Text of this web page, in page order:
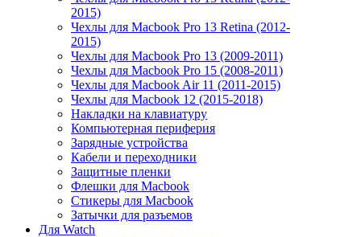
2015)
Чехлы для Macbook Pro 13 Retina (2012-
2015)
Чехлы для Macbook Pro 13 (2009-2011)
Чехлы для Macbook Pro 15 (2008-2011)
Чехлы для Macbook Air 11 (2011-2015)
Чехлы для Macbook 12 (2015-2018)
Накладки на клавиатуру
Компьютерная периферия
Зарядные устройства
Кабели и переходники
Защитные пленки
Флешки для Macbook
Стикеры для Macbook
Затычки для разъемов
Для Watch